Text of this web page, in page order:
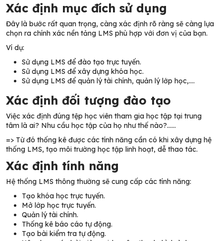
Xác định mục đích sử dụng
Đây là bước rất quan trọng, càng xác định rõ ràng sẽ càng lựa
chọn ra chính xác nền tảng LMS phù hợp với đơn vị của bạn.
Ví dụ:
Sử dụng LMS để đào tạo trực tuyến.
Sử dụng LMS để xây dựng khóa học.
Sử dụng LMS để quản lý tài chính, quản lý lớp học,….
Xác định đối tượng đào tạo
Việc xác định đúng tệp học viên tham gia học tập tại trung
tâm là ai? Nhu cầu học tập của họ như thế nào?……
=> Từ đó thống kê được các tính năng cần có khi xây dựng hệ
thống LMS, tạo môi trường học tập linh hoạt, dễ thao tác.
Xác định tính năng
Hệ thống LMS thông thường sẽ cung cấp các tính năng:
Tạo khóa học trực tuyến.
Mở lớp học trực tuyến.
Quản lý tài chính.
Thống kê báo cáo tự động.
Tạo bài kiểm tra tự động.